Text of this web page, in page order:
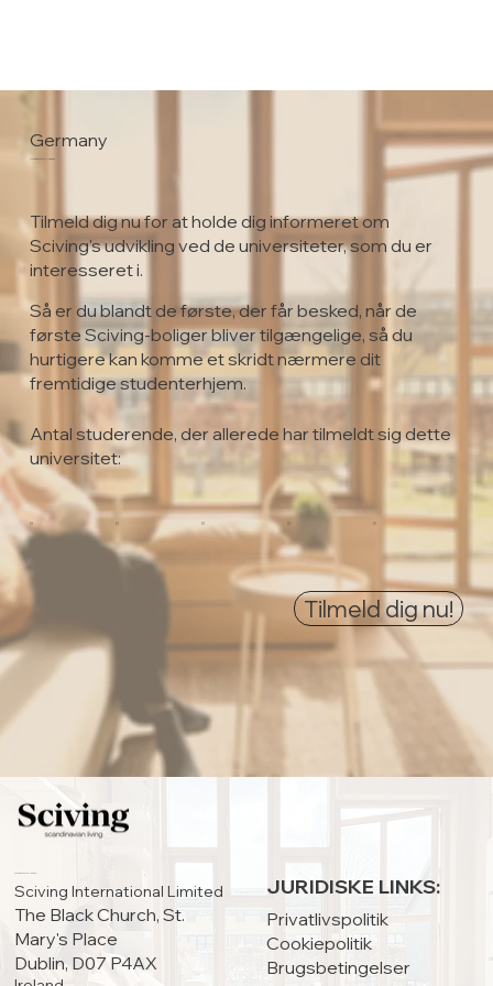
Germany
University of Münster
Tilmeld dig nu for at holde dig informeret om
Sciving's udvikling ved de universiteter, som du er
interesseret i.
Så er du blandt de første, der får besked, når de
første Sciving-boliger bliver tilgængelige, så du
hurtigere kan komme et skridt nærmere dit
fremtidige studenterhjem.
Antal studerende, der allerede har tilmeldt sig dette
universitet:
0
0
0
0
0
Tilmeld dig nu!
HOVEDKONTOR:
Sciving International Limited
The Black Church, St.
Mary's Place
Dublin, D07 P4AX
JURIDISKE LINKS:
Privatlivspolitik
Cookiepolitik
Brugsbetingelser